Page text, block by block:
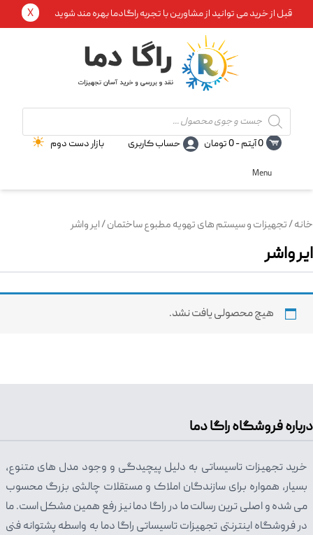
قبل از خرید می توانید از مشاورین با تجربه راگادما بهره مند شوید X
Products
search
0 آیتم - 0تومان حساب کاربری بازار دست دوم
Menu
خانه/تجهیزات و سیستم های تهویه مطبوع ساختمان/ ایر واشر
ایر واشر
هیچ محصولی یافت نشد.
درباره فروشگاه راگا دما
خرید تجهیزات تاسیساتی به دلیل پیچیدگی و وجود مدل های متنوع،
بسیار، همواره برای سازندگان املاک و مستقلات چالشی بزرگ محسوب
می شده و اصلی ترین رسالت ما در راگا دما نیز رفع همین مشکل است. ما
در فروشگاه اینترنتی تجهیزات تاسیساتی راگا دما به واسطه پشتوانه فنی